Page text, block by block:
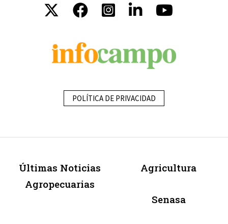
POLÍTICA DE PRIVACIDAD
Últimas Noticias
Agropecuarias
Agricultura
Senasa